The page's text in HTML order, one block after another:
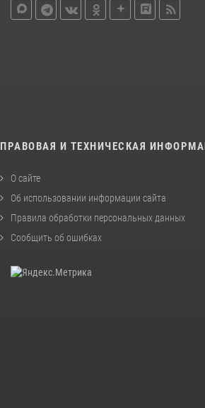
ПРАВОВАЯ И ТЕХНИЧЕСКАЯ
О сайте
Об использовании информации сайта
Правила обработки персональных данных
Сообщить об ошибках